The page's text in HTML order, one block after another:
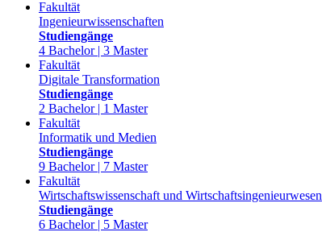
Fakultät
Ingenieurwissenschaften
Studiengänge
4 Bachelor | 3 Master
Fakultät
Digitale Transformation
Studiengänge
2 Bachelor | 1 Master
Fakultät
Informatik und Medien
Studiengänge
9 Bachelor | 7 Master
Fakultät
Wirtschaftswissenschaft und Wirtschaftsingenieurwesen
Studiengänge
6 Bachelor | 5 Master